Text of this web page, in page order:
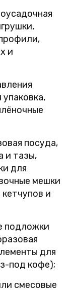
и
посуда,
и тазы,
для
мешки
и
подложки
для
под кофе);
смесовые